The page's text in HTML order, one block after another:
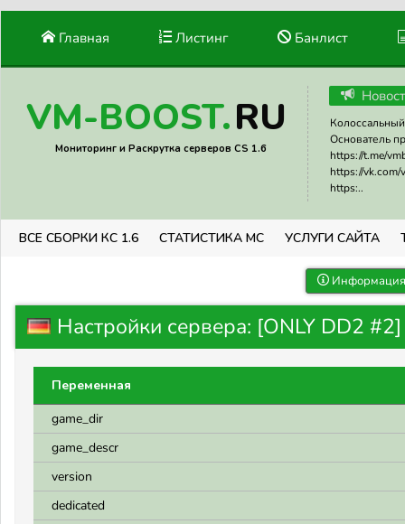
Главная Листинг Банлист
VM-BOOST.RU
Мониторинг и Раскрутка серверов CS 1.6
Основатель
https://t.me/
https://vk.com/
https:..
ВСЕ СБОРКИ КС 1.6 СТАТИСТИКА МС УСЛУГИ САЙТА
Настройки сервера: [ONLY DD2
Переменная
game_dir
game_descr
version
dedicated